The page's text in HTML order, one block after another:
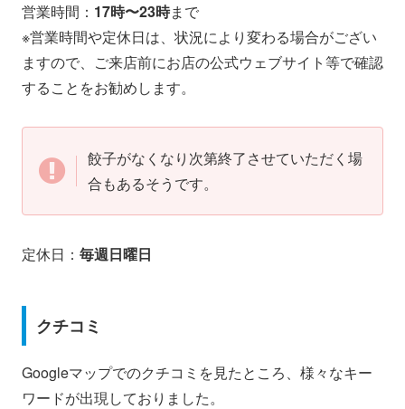
営業時間： 17時〜23時まで
※営業時間や定休日は、状況により変わる場合がござい
ますので、ご来店前にお店の公式ウェブサイト等で確認
することをお勧めします。
餃子がなくなり次第終了させていただく場
合もあるそうです。
定休日： 毎週日曜日
クチコミ
Googleマップでのクチコミを見たところ、様々なキー
ワードが出現しておりました。